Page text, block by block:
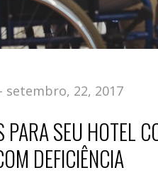
setembro, 22, 2017
PARA SEU HOTEL
DEFICIÊNCIA